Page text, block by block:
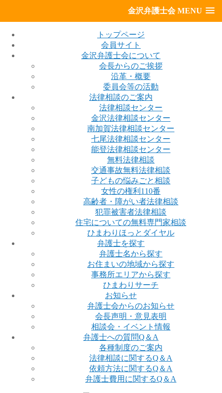
金沢弁護士会 MENU
トップページ
会員サイト
金沢弁護士会について
会長からのご挨拶
沿革・概要
委員会等の活動
法律相談のご案内
法律相談センター
金沢法律相談センター
南加賀法律相談センター
七尾法律相談センター
能登法律相談センター
無料法律相談
交通事故無料法律相談
子どもの悩みごと相談
女性の権利110番
高齢者・障がい者法律相談
犯罪被害者法律相談
住宅についての無料専門家相談
ひまわりほっとダイヤル
弁護士を探す
弁護士名から探す
お住まいの地域から探す
事務所エリアから探す
ひまわりサーチ
お知らせ
弁護士会からのお知らせ
会長声明・意見表明
相談会・イベント情報
弁護士への質問Q＆A
各種制度のご案内
法律相談に関するQ＆A
依頼方法に関するQ＆A
弁護士費用に関するQ＆A